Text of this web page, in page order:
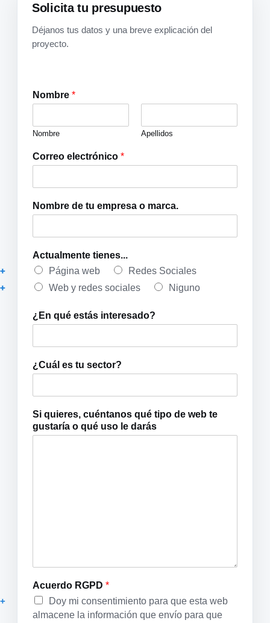
Solicita tu presupuesto
Déjanos tus datos y una breve explicación del
proyecto.
Nombre *
Nombre Apellidos
Correo electrónico *
Nombre de tu empresa o marca.
Actualmente tienes...
Página web
Redes Sociales
Web y redes sociales
Niguno
E
w
b
¿En qué estás interesado?
¿Cuál es tu sector?
Si quieres, cuéntanos qué tipo de web te
gustaría o qué uso le darás
Acuerdo RGPD *
Doy mi consentimiento para que esta web
almacene la información que envío para que